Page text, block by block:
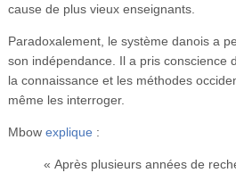
cause de plus vieux enseignants.
Paradoxalement, le système danois a
son indépendance. Il a pris conscience
la connaissance et les méthodes
même les interroger.
Mbow explique :
« Après plusieurs années de